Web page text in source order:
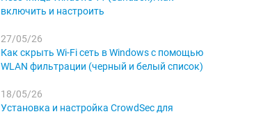
включить и настроить
27/05/26
Как скрыть Wi-Fi сеть в Windows с помощью
WLAN фильтрации (черный и белый список)
18/05/26
Установка и настройка CrowdSec для